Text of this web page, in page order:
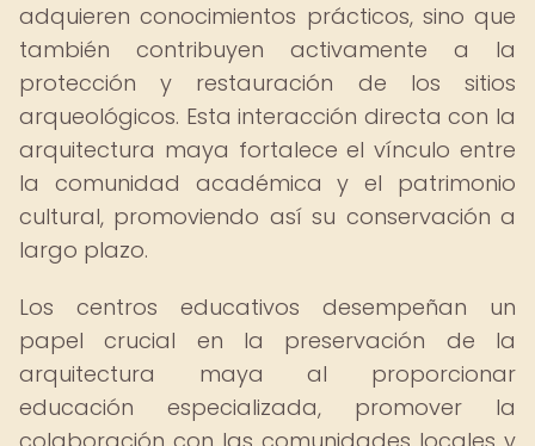
adquieren conocimientos prácticos, sino que
también contribuyen activamente a la
protección y restauración de los sitios
arqueológicos. Esta interacción directa con la
arquitectura maya fortalece el vínculo entre
la comunidad académica y el patrimonio
cultural, promoviendo así su conservación a
largo plazo.
Los centros educativos desempeñan un
papel crucial en la preservación de la
arquitectura maya al proporcionar
educación especializada, promover la